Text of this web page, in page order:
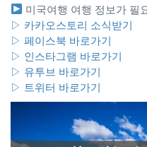
미국여행 여행 정보가 필
▷ 카카오스토리 소식받기
▷ 페이스북 바로가기
▷ 인스타그램 바로가기
▷ 유투브 바로가기
▷ 트위터 바로가기